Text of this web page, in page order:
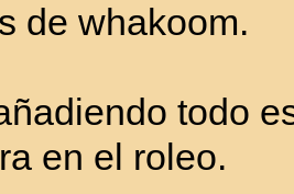
de whakoom.
todo
en el roleo.